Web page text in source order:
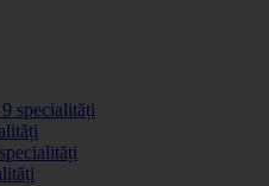
specialități